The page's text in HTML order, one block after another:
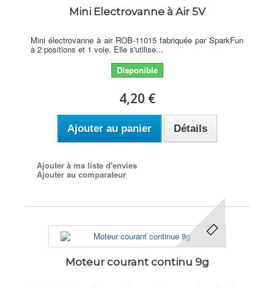
Mini Electrovanne à Air 5V
Mini électrovanne à air ROB-11015 fabriquée par SparkFun
à 2 positions et 1 voie. Elle s'utilise...
Disponible
4,20 €
Ajouter au panier Détails
Ajouter à ma liste d'envies
Ajouter au comparateur
Moteur courant continu 9g